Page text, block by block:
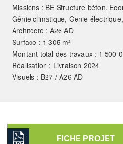
Missions : BE Structure béton,
Génie climatique, Génie
Architecte : A26 AD
Surface : 1 305 m²
Montant total des travaux : 1 500
Réalisation : Livraison 2024
Visuels : B27 / A26 AD
FICHE PROJET